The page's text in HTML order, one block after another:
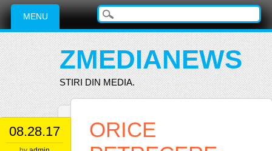
Main menu
Skip
content
MENU
ZMEDIANEWS
STIRI DIN MEDIA.
08.28.17
ORICE